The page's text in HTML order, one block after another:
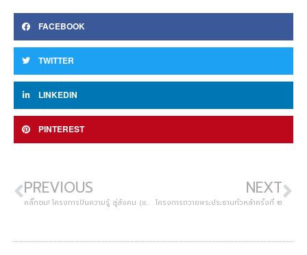
FACEBOOK
TWITTER
LINKEDIN
PINTEREST
PREVIOUS
คลิ๊กชม! โครงการปันความรู้ สู่สังคม (แจกหนังสือ)
NEXT
โครงการถวายพระประธานทั่วหล้าครั้งที่ ๒